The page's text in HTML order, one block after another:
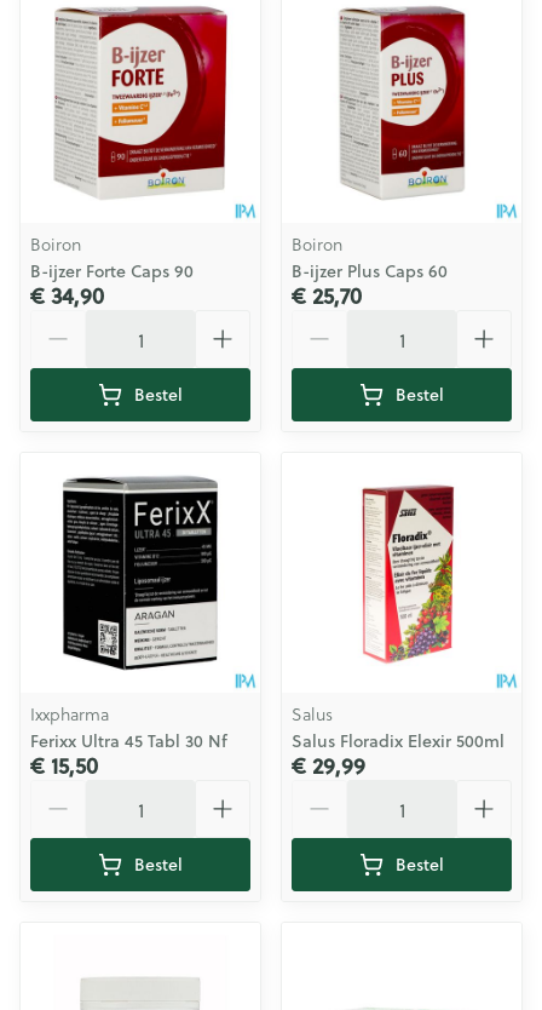
Boiron
B-ijzer Forte Caps 90
€ 34,90
Bestel
Boiron
B-ijzer Plus Caps 60
€ 25,70
Bestel
Ixxpharma
Ferixx Ultra 45 Tabl 30 Nf
€ 15,50
Bestel
Salus
Salus Floradix Elexir 500ml
€ 29,99
Bestel